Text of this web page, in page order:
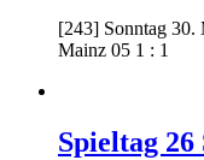
[243] Sonntag 30.
Mainz 05 1 : 1
Spieltag 26